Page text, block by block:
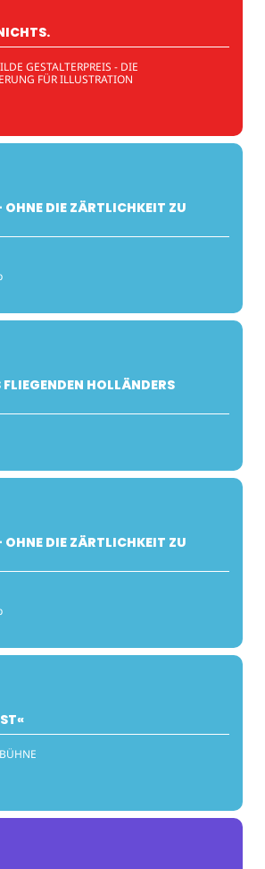
GESTALTERPREIS - DIE
FÜR ILLUSTRATION
DIE ZÄRTLICHKEIT ZU
FLIEGENDEN HOLLÄNDERS
DIE ZÄRTLICHKEIT ZU